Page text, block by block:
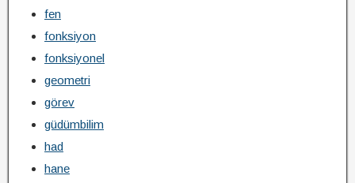
fen
fonksiyon
fonksiyonel
geometri
görev
güdümbilim
had
hane